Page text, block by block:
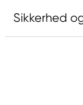
Sikkerhed